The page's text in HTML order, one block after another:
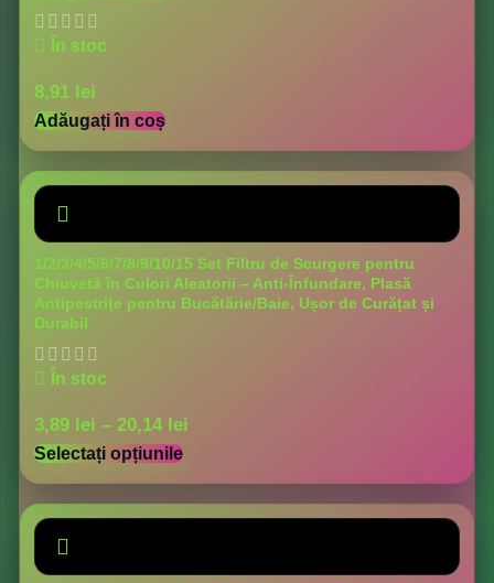
În stoc
8,91 lei
Adăugați în coș
1/2/3/4/5/6/7/8/9/10/15 Set Filtru de Scurgere pentru
Chiuvetă în Culori Aleatorii – Anti-Înfundare, Plasă
Antipestrițe pentru Bucătărie/Baie, Ușor de Curățat și
Durabil
În stoc
3,89 lei – 20,14 lei
Selectați opțiunile